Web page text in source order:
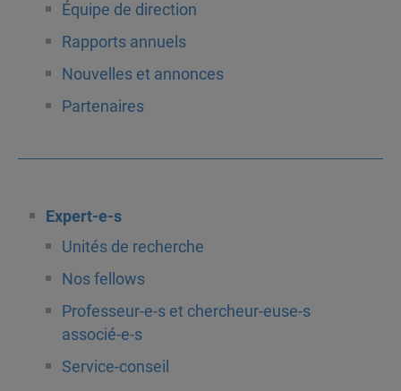
Équipe de direction
Rapports annuels
Nouvelles et annonces
Partenaires
Expert-e-s
Unités de recherche
Nos fellows
Professeur-e-s et chercheur-euse-s
associé-e-s
Service-conseil